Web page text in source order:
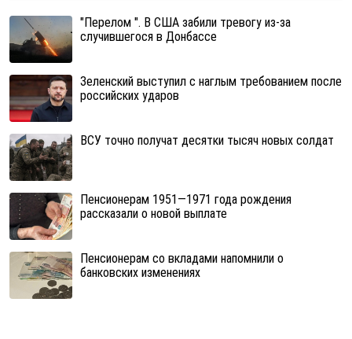
"Перелом ". В США забили тревогу из-за
случившегося в Донбассе
Зеленский выступил с наглым требованием после
российских ударов
ВСУ точно получат десятки тысяч новых солдат
Пенсионерам 1951—1971 года рождения
рассказали о новой выплате
Пенсионерам со вкладами напомнили о
банковских изменениях